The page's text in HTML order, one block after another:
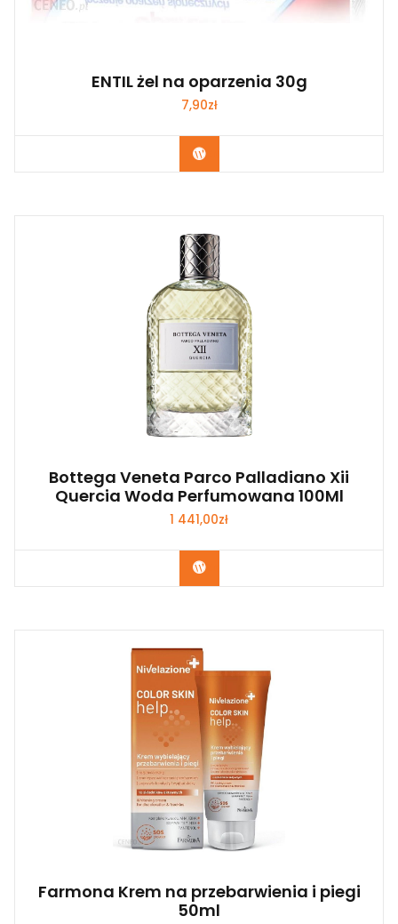
ENTIL żel na oparzenia 30g
7,90zł
Zobacz
Bottega Veneta Parco Palladiano Xii
Quercia Woda Perfumowana 100Ml
1 441,00zł
Zobacz
Farmona Krem na przebarwienia i piegi
50ml